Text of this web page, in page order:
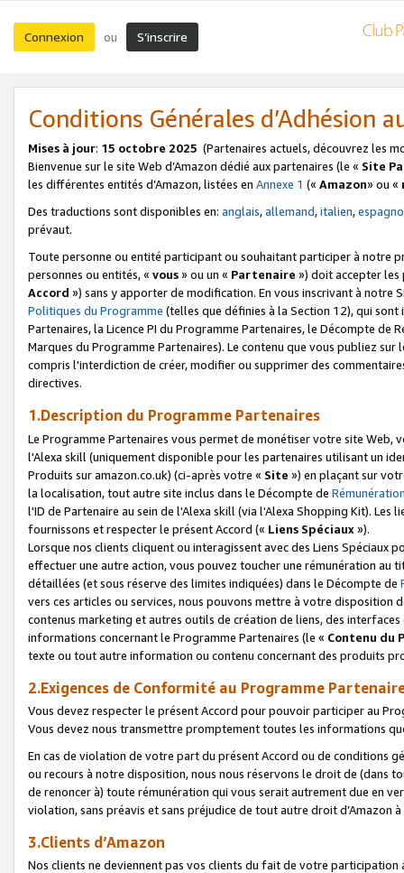
Connexion ou S’inscrire
Conditions Générales d’Adhésion
Mises à jour: 15 octobre 2025 (Partenaires actuels, découvrez les
Bienvenue sur le site Web d’Amazon dédié aux partenaires (le « Site
les différentes entités d’Amazon, listées en Annexe 1 (« Amazon» ou «
Des traductions sont disponibles en: anglais,allemand,italien,
prévaut.
Toute personne ou entité participant ou souhaitant participer à notre
personnes ou entités, « vous» ou un « Partenaire ») doit accepter les
Accord ») sans y apporter de modification. En vous inscrivant à notre
Politiques du Programme (telles que définies à la Section 12), qui
Partenaires, la Licence PI du Programme Partenaires, le Décompte de
Marques du Programme Partenaires). Le contenu que vous publiez
compris l'interdiction de créer, modifier ou supprimer des
directives.
1.Description du Programme Partenaires
Le Programme Partenaires vous permet de monétiser votre site Web,
l'Alexa skill (uniquement disponible pour les partenaires utilisant un
Produits sur amazon.co.uk) (ci-après votre « Site ») en plaçant sur
la localisation, tout autre site inclus dans le Décompte de
l'ID de Partenaire au sein de l'Alexa skill (via l'Alexa Shopping Kit).
fournissons et respecter le présent Accord (« Liens Spéciaux»).
Lorsque nos clients cliquent ou interagissent avec des Liens Spéciaux
effectuer une autre action, vous pouvez toucher une rémunération
détaillées (et sous réserve des limites indiquées) dans le Décompte de
vers ces articles ou services, nous pouvons mettre à votre disposition
contenus marketing et autres outils de création de liens, des
informations concernant le Programme Partenaires (le « Contenu du
texte ou tout autre information ou contenu concernant des produits
2.Exigences de Conformité au Programme
Vous devez respecter le présent Accord pour pouvoir participer au
Vous devez nous transmettre promptement toutes les informations
En cas de violation de votre part du présent Accord ou de conditions
ou recours à notre disposition, nous nous réservons le droit de (dans
de renoncer à) toute rémunération qui vous serait autrement due en
violation, sans préavis et sans préjudice de tout autre droit
3.Clients d’Amazon
Nos clients ne deviennent pas vos clients du fait de votre